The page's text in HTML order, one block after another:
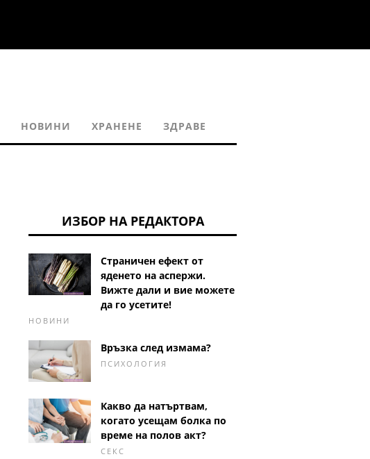
НОВИНИ ХРАНЕНЕ ЗДРАВЕ
ИЗБОР НА РЕДАКТОРА
Страничен ефект от
яденето на аспержи.
Вижте дали и вие можете
да го усетите!
НОВИНИ
Връзка след измама?
ПСИХОЛОГИЯ
Какво да натъртвам,
когато усещам болка по
време на полов акт?
СЕКС